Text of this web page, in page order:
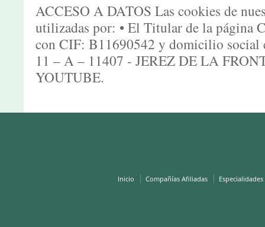
ACCESO A DATOS Las cookies de
utilizadas por: • El Titular de la
con CIF: B11690542 y domicilio
11 – A – 11407 - JEREZ DE LA
YOUTUBE.
Inicio Compañías Afiliadas Especialidades